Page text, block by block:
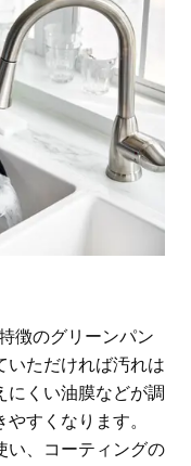
徴のグリーンパン
いただければ汚れは
にくい油膜などが調
すくなります。
い、コーティングの